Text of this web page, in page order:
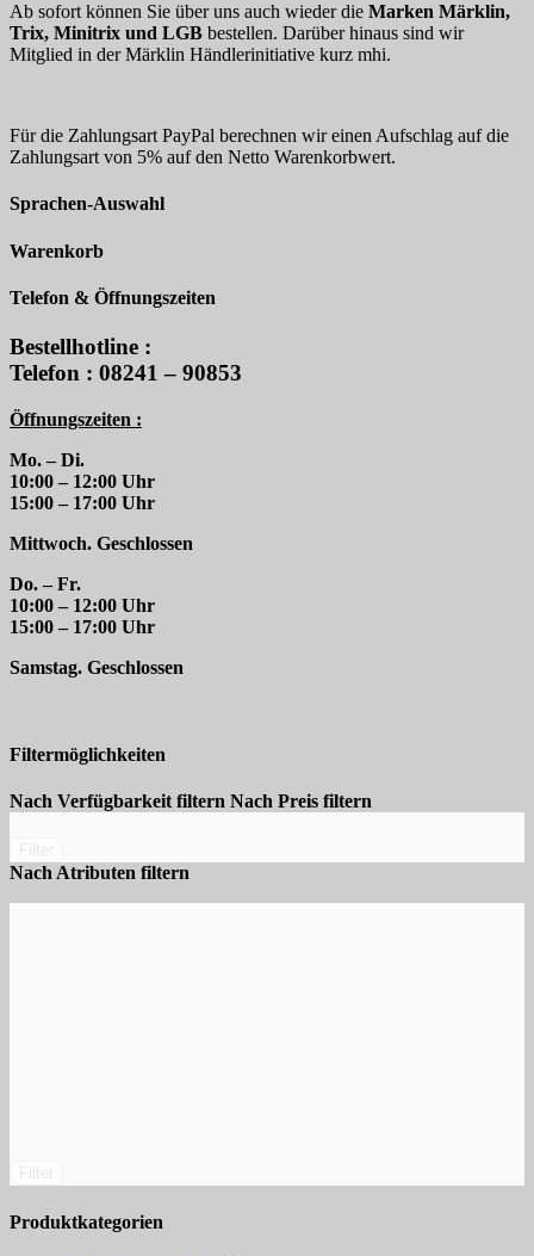
Ab sofort können Sie über uns auch wieder die Marken Märklin,
Trix, Minitrix und LGB bestellen. Darüber hinaus sind wir
Mitglied in der Märklin Händlerinitiative kurz mhi.
Für die Zahlungsart PayPal berechnen wir einen Aufschlag auf die
Zahlungsart von 5% auf den Netto Warenkorbwert.
Sprachen-Auswahl
Warenkorb
Telefon & Öffnungszeiten
Bestellhotline :
Telefon : 08241 – 90853
Öffnungszeiten :
Mo. – Di.
10:00 – 12:00 Uhr
15:00 – 17:00 Uhr
Mittwoch. Geschlossen
Do. – Fr.
10:00 – 12:00 Uhr
15:00 – 17:00 Uhr
Samstag. Geschlossen
Filtermöglichkeiten
Nach Verfügbarkeit filtern Nach Preis filtern
Nach Atributen filtern
Produktkategorien